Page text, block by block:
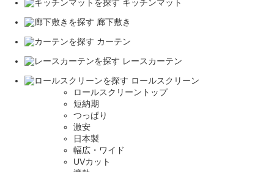
キッチンマット
廊下敷き
カーテン
レースカーテン
ロールスクリーン
ロールスクリーントップ
短納期
つっぱり
激安
日本製
幅広・ワイド
UVカット